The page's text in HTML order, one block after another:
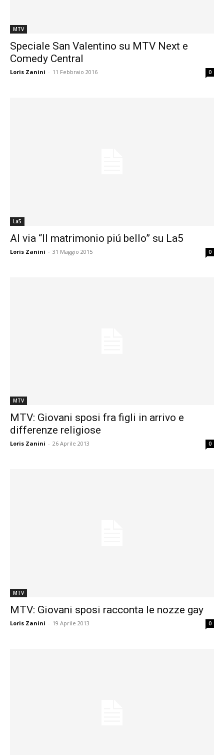
MTV
Speciale San Valentino su MTV Next e
Comedy Central
Loris Zanini - 11 Febbraio 2016 0
La5
Al via “Il matrimonio piú bello” su La5
Loris Zanini - 31 Maggio 2015 0
MTV
MTV: Giovani sposi fra figli in arrivo e
differenze religiose
Loris Zanini - 26 Aprile 2013 0
MTV
MTV: Giovani sposi racconta le nozze gay
Loris Zanini - 19 Aprile 2013 0